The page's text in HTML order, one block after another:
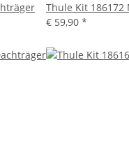
Thule Kit
€ 59,90 *